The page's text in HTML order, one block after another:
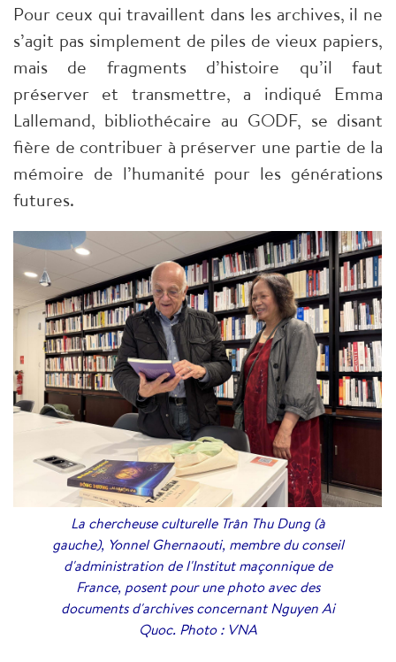
Pour ceux qui travaillent dans les archives, il ne
s’agit pas simplement de piles de vieux papiers,
mais de fragments d’histoire qu’il faut
préserver et transmettre, a indiqué Emma
Lallemand, bibliothécaire au GODF, se disant
fière de contribuer à préserver une partie de la
mémoire de l’humanité pour les générations
futures.
La chercheuse culturelle Trân Thu Dung (à
gauche), Yonnel Ghernaouti, membre du conseil
d'administration de l'Institut maçonnique de
France, posent pour une photo avec des
documents d'archives concernant Nguyen Ai
Quoc. Photo : VNA